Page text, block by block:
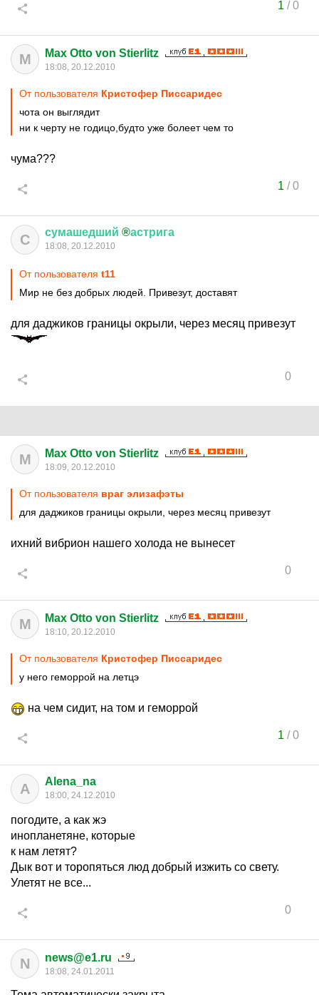
1 /0
M Max Otto von Stierlitz
18:08, 20.12.2010
От пользователя Кристофер Писсаридес
чота он выглядит
ни к черту не годицо,будто уже болеет чем то
чума???
1 /0
С сумашедший ®астрига
18:08, 20.12.2010
От пользователя t11
Мир не без добрых людей. Привезут, доставят
для даджиков границы окрыли, через месяц привезут
0
M Max Otto von Stierlitz
18:09, 20.12.2010
От пользователя враг элизафэты
для даджиков границы окрыли, через месяц привезут
ихний вибрион нашего холода не вынесет
0
M Max Otto von Stierlitz
18:10, 20.12.2010
От пользователя Кристофер Писсаридес
у него геморрой на летцэ
на чем сидит, на том и геморрой
1 /0
A Alena_na
18:00, 24.12.2010
погодите, а как жэ
инопланетяне, которые
к нам летят?
Дык вот и торопяться люд добрый изжить со свету.
Улетят не все...
0
N news@e1.ru
18:08, 24.01.2011